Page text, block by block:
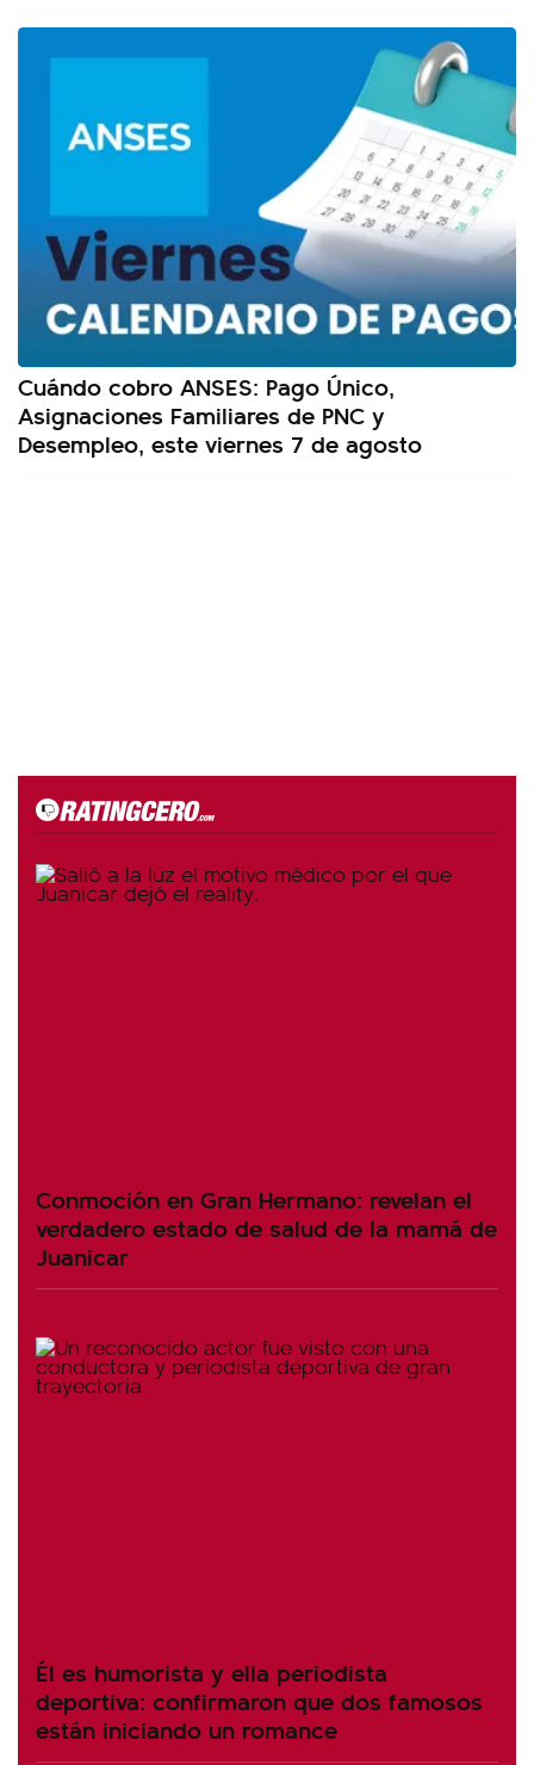
Cuándo cobro ANSES: Pago Único,
Asignaciones Familiares de PNC y
Desempleo, este viernes 7 de agosto
Conmoción en Gran Hermano: revelan el
verdadero estado de salud de la mamá de
Juanicar
Él es humorista y ella periodista
deportiva: confirmaron que dos famosos
están iniciando un romance